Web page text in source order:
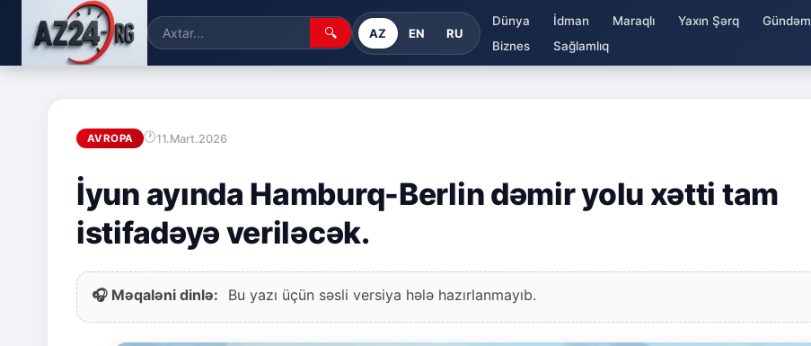
🔍 AZ EN RU
Dünya İdman Maraqlı Yaxın Şərq Gündəm
Biznes
Sağlamlıq
AVROPA 11.Mart.2026
İyun ayında Hamburq-Berlin dəmir yolu xətti tam
istifadəyə veriləcək.
🎧 Məqaləni dinlə: Bu yazı üçün səsli versiya hələ hazırlanmayıb.